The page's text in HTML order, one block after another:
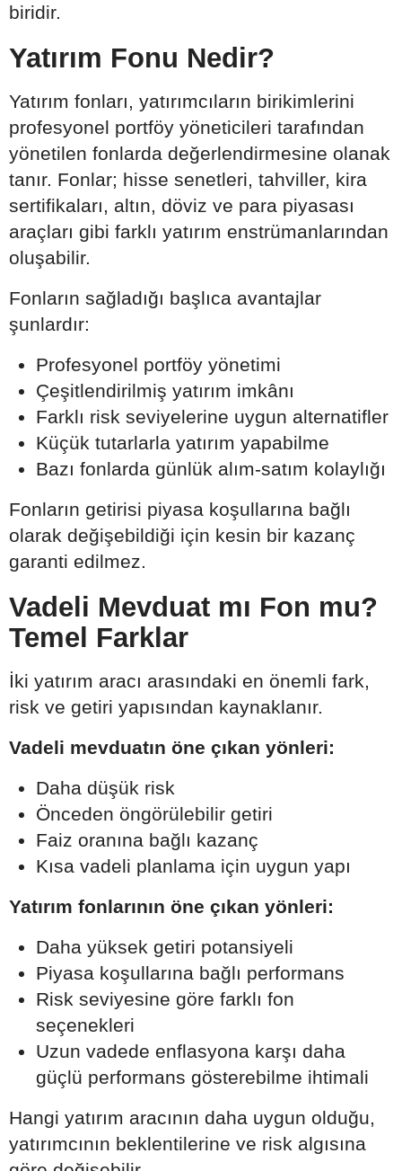
biridir.
Yatırım Fonu Nedir?
Yatırım fonları, yatırımcıların birikimlerini
profesyonel portföy yöneticileri tarafından
yönetilen fonlarda değerlendirmesine olanak
tanır. Fonlar; hisse senetleri, tahviller, kira
sertifikaları, altın, döviz ve para piyasası
araçları gibi farklı yatırım enstrümanlarından
oluşabilir.
Fonların sağladığı başlıca avantajlar
şunlardır:
Profesyonel portföy yönetimi
Çeşitlendirilmiş yatırım imkânı
Farklı risk seviyelerine uygun alternatifler
Küçük tutarlarla yatırım yapabilme
Bazı fonlarda günlük alım-satım kolaylığı
Fonların getirisi piyasa koşullarına bağlı
olarak değişebildiği için kesin bir kazanç
garanti edilmez.
Vadeli Mevduat mı Fon mu?
Temel Farklar
İki yatırım aracı arasındaki en önemli fark,
risk ve getiri yapısından kaynaklanır.
Vadeli mevduatın öne çıkan yönleri:
Daha düşük risk
Önceden öngörülebilir getiri
Faiz oranına bağlı kazanç
Kısa vadeli planlama için uygun yapı
Yatırım fonlarının öne çıkan yönleri:
Daha yüksek getiri potansiyeli
Piyasa koşullarına bağlı performans
Risk seviyesine göre farklı fon
seçenekleri
Uzun vadede enflasyona karşı daha
güçlü performans gösterebilme ihtimali
Hangi yatırım aracının daha uygun olduğu,
yatırımcının beklentilerine ve risk algısına